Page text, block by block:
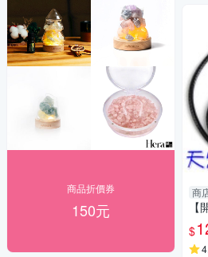
商品折價券
150元
商
日
$